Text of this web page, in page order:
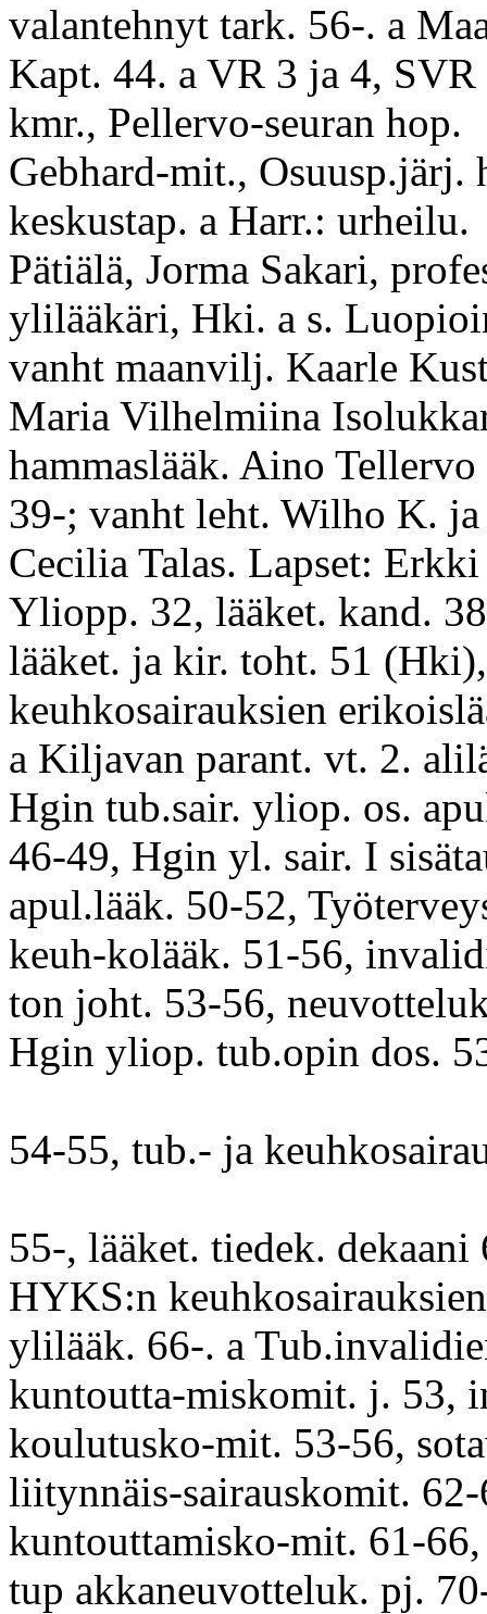
valantehnyt tark. 56-. a
Kapt. 44. a VR 3 ja 4,
kmr., Pellervo-seuran hop.
Gebhard-mit., Osuusp.järj.
keskustap. a Harr.: urheilu.
Pätiälä, Jorma Sakari,
ylilääkäri, Hki. a s.
vanht maanvilj. Kaarle
Maria Vilhelmiina
hammaslääk. Aino
39-; vanht leht. Wilho K.
Cecilia Talas. Lapset:
Yliopp. 32, lääket. kand.
lääket. ja kir. toht. 51 (Hki),
keuhkosairauksien
a Kiljavan parant. vt. 2.
Hgin tub.sair. yliop. os.
46-49, Hgin yl. sair. I
apul.lääk. 50-52,
keuh-kolääk. 51-56,
ton joht. 53-56,
Hgin yliop. tub.opin dos.
54-55, tub.- ja
55-, lääket. tiedek. dekaani
HYKS:n
ylilääk. 66-. a
kuntoutta-miskomit. j. 53,
koulutusko-mit. 53-56,
liitynnäis-sairauskomit.
kuntouttamisko-mit. 61-
tup akkaneuvotteluk. pj.